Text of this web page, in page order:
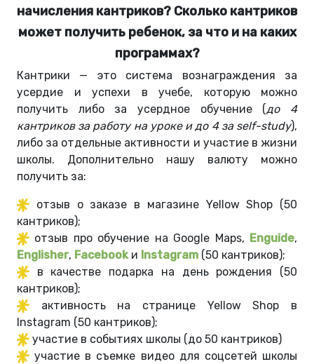
начисления кантриков? Сколько кантриков
может получить ребенок, за что и на каких
программах?
Кантрики — это система вознаграждения за
усердие и успехи в учебе, которую можно
получить либо за усердное обучение (до 4
кантриков за работу на уроке и до 4 за self-study),
либо за отдельные активности и участие в жизни
школы. Дополнительно нашу валюту можно
получить за:
отзыв о заказе в магазине Yellow Shop (50
кантриков);
отзыв про обучение на Google Maps, Enguide,
Englisher, Facebookи Instagram (50 кантриков);
в качестве подарка на день рождения (50
кантриков);
активность на странице Yellow Shop в
Instagram (50 кантриков);
участие в событиях школы (до 50 кантриков)
участие в съемке видео для соцсетей школы